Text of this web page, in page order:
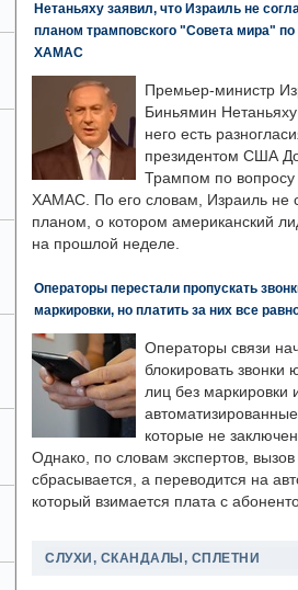
Нетаньяху заявил, что Израиль не
планом трамповского "Совета мира"
ХАМАС
Премьер-министр
Биньямин
него есть
президентом США
Трампом по вопросу
ХАМАС. По его словам, Израиль не
планом, о котором американский
на прошлой неделе.
Операторы перестали пропускать
маркировки, но платить за них все
Операторы связи
блокировать звонки
лиц без маркировки
которые не
Однако, по словам экспертов,
сбрасывается, а переводится на
который взимается плата с
СЛУХИ, СКАНДАЛЫ, СПЛЕТНИ